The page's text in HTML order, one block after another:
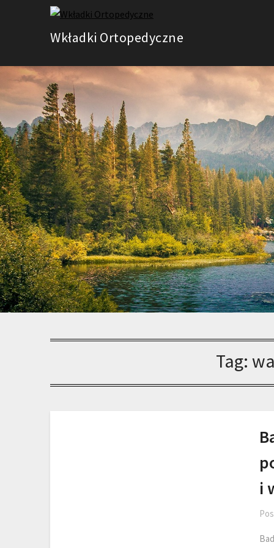
Wkładki Ortopedyczne
Tag:
i